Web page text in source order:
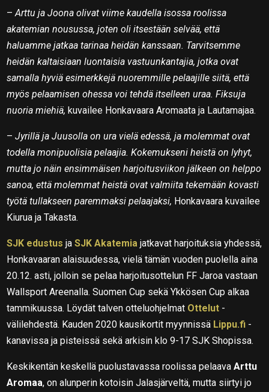
–Arttu ja Joona olivat viime kaudella isossa roolissa
akatemian nousussa, joten oli itsestään selvää, että
haluamme jatkaa tarinaa heidän kanssaan. Tarvitsemme
heidän kaltaisiaan luontaisia vastuunkantajia, jotka ovat
samalla hyviä esimerkkejä nuoremmille pelaajille siitä, että
myös pelaamisen ohessa voi tehdä itselleen uraa. Fiksuja
nuoria miehiä, kuvailee Honkavaara Aromaata ja Lautamajaa.
–Jyrillä ja Juusolla on ura vielä edessä, ja molemmat ovat
todella monipuolisia pelaajia. Kokemukseni heistä on lyhyt,
mutta jo näin ensimmäisen harjoitusviikon jälkeen on helppo
sanoa, että molemmat heistä ovat valmiita tekemään kovasti
työtä tullakseen paremmaksi pelaajaksi, Honkavaara kuvailee
Kiurua ja Takasta.
SJK edustus jaSJK Akatemia jatkavat harjoituksia yhdessä,
Honkavaaran alaisuudessa, vielä tämän vuoden puolella aina
20.12. asti, jolloin se pelaa harjoitusottelun FF Jaroa vastaan
Wallsport Areenalla. Suomen Cup sekä Ykkösen Cup alkaa
tammikuussa. Löydät talven otteluohjelmat Ottelut -
välilehdestä. Kauden 2020 kausikortit myynnissä Lippu.fi -
kanavissa ja pisteissä sekä arkisin klo 9-17 SJK Shopissa.
Keskikentän keskellä puolustavassa roolissa pelaavaArttu
Aromaa, on alunperin kotoisin Jalasjärveltä, mutta siirtyi jo